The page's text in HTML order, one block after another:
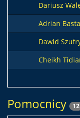
Dariusz
Adrian Basta
Dawid
Cheikh
Pomocnicy 12